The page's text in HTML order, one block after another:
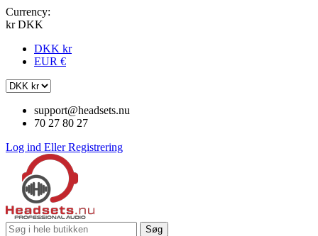
Currency:
kr DKK
DKK kr
EUR €
support@headsets.nu
70 27 80 27
Log ind EllerRegistrering
Søg